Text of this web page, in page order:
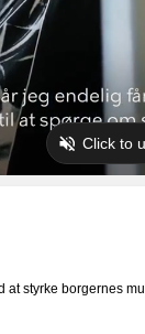
styrke borgernes